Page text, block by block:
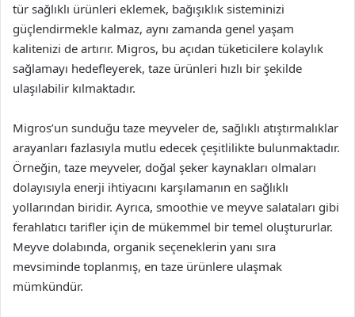
tür sağlıklı ürünleri eklemek, bağışıklık sisteminizi
güçlendirmekle kalmaz, aynı zamanda genel yaşam
kalitenizi de artırır. Migros, bu açıdan tüketicilere kolaylık
sağlamayı hedefleyerek, taze ürünleri hızlı bir şekilde
ulaşılabilir kılmaktadır.
Migros’un sunduğu taze meyveler de, sağlıklı atıştırmalıklar
arayanları fazlasıyla mutlu edecek çeşitlilikte bulunmaktadır.
Örneğin, taze meyveler, doğal şeker kaynakları olmaları
dolayısıyla enerji ihtiyacını karşılamanın en sağlıklı
yollarından biridir. Ayrıca, smoothie ve meyve salataları gibi
ferahlatıcı tarifler için de mükemmel bir temel oluştururlar.
Meyve dolabında, organik seçeneklerin yanı sıra
mevsiminde toplanmış, en taze ürünlere ulaşmak
mümkündür.